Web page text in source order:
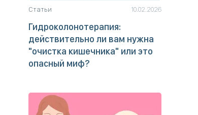
Статьи 10.02.2026
Гидроколонотерапия:
действительно ли вам нужна
"очистка кишечника" или это
опасный миф?